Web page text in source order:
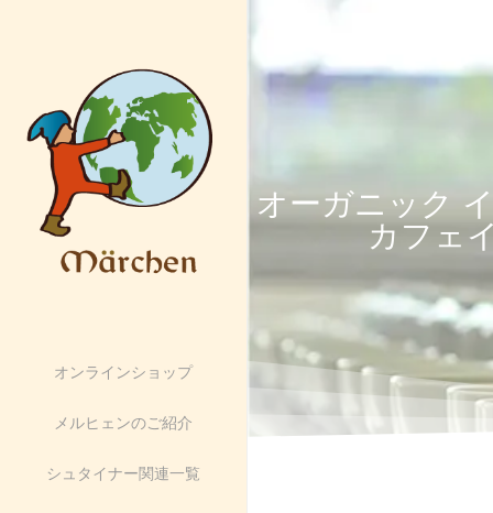
オンラインショップ
メルヒェンのご紹介
シュタイナー関連一覧
オーガニック
カフェ